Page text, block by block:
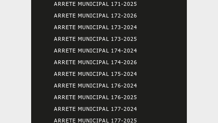
ARRETE MUNICIPAL 171-2025
ARRETE MUNICIPAL 172-2026
ARRETE MUNICIPAL 173-2024
ARRETE MUNICIPAL 173-2025
ARRETE MUNICIPAL 174-2024
ARRETE MUNICIPAL 174-2026
ARRETE MUNICIPAL 175-2024
ARRETE MUNICIPAL 176-2024
ARRETE MUNICIPAL 176-2025
ARRETE MUNICIPAL 177-2024
ARRETE MUNICIPAL 177-2025